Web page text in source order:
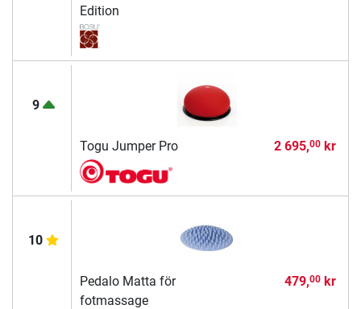
Edition
9
Togu Jumper Pro 2 695,00kr
10
Pedalo Matta för
fotmassage
479,00kr